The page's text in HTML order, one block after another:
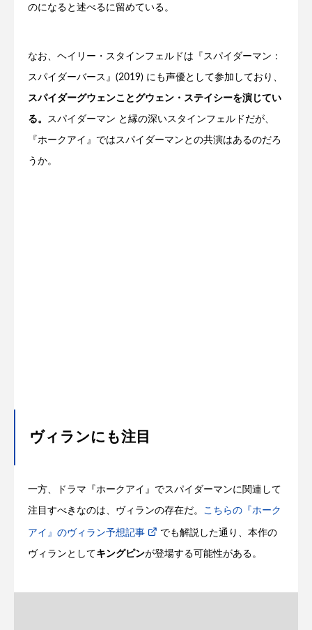
のになると述べるに留めている。
なお、ヘイリー・スタインフェルドは『スパイダーマン：
スパイダーバース』(2019) にも声優として参加しており、
スパイダーグウェンことグウェン・ステイシーを演じてい
る。 スパイダーマン と縁の深いスタインフェルドだが、
『ホークアイ』ではスパイダーマンとの共演はあるのだろ
うか。
ヴィランにも注目
一方、ドラマ『ホークアイ』でスパイダーマンに関連して
注目すべきなのは、ヴィランの存在だ。 こちらの『ホーク
アイ』のヴィラン予想記事 でも解説した通り、本作の
ヴィランとしてキングピンが登場する可能性がある。